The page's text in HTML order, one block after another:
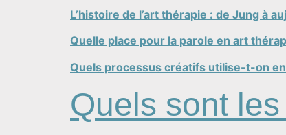
L’histoire de l’art thérapie : de Jung à
Quelle place pour la parole en art
Quels processus créatifs utilise-t-on
Quels sont